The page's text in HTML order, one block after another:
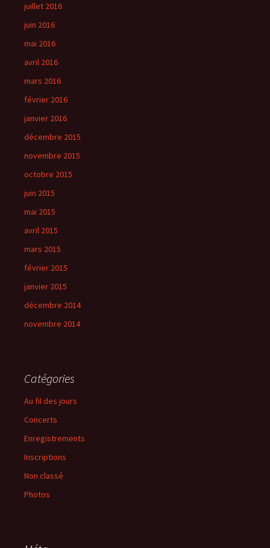
juillet 2016
juin 2016
mai 2016
avril 2016
mars 2016
février 2016
janvier 2016
décembre 2015
novembre 2015
octobre 2015
juin 2015
mai 2015
avril 2015
mars 2015
février 2015
janvier 2015
décembre 2014
novembre 2014
Catégories
Au fil des jours
Concerts
Enregistrements
Inscriptions
Non classé
Photos